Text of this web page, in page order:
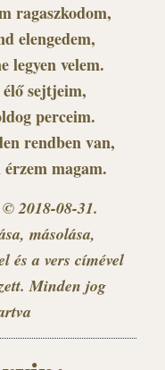
ragaszkodom,
elengedem,
legyen velem.
sejtjeim,
perceim.
rendben van,
magam.
2018-08-31.
másolása,
és a vers címével
Minden jog